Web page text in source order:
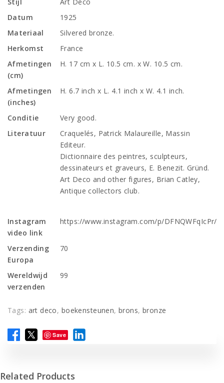
Datum
1925
Materiaal
Silvered bronze.
Herkomst
France
Afmetingen
(cm)
H. 17 cm x L. 10.5 cm. x W. 10.5 cm.
Afmetingen
(inches)
H. 6.7 inch x L. 4.1 inch x W. 4.1 inch.
Conditie
Very good.
Literatuur
Craquelés, Patrick Malaureille, Massin
Editeur.
Dictionnaire des peintres, sculpteurs,
dessinateurs et graveurs, E. Benezit. Gründ.
Art Deco and other figures, Brian Catley,
Antique collectors club.
Instagram
video link
https://www.instagram.com/p/DFNQWFqIcPr/
Verzending
Europa
70
Wereldwijd
verzenden
99
Tags: art deco, boekensteunen,brons,bronze
Save
Related Products